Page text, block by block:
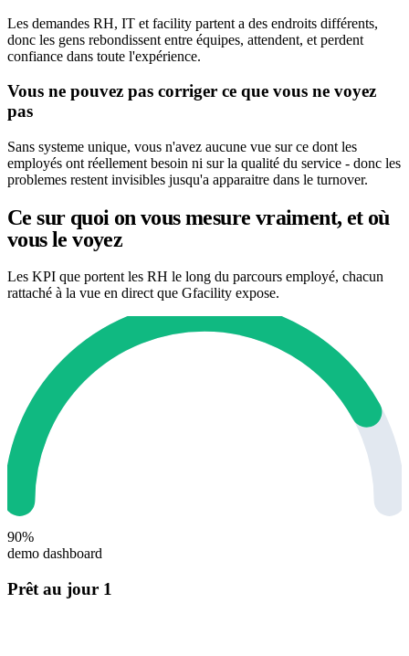
Les demandes RH, IT et facility partent a des endroits différents,
donc les gens rebondissent entre équipes, attendent, et perdent
confiance dans toute l'expérience.
Vous ne pouvez pas corriger ce que vous ne voyez
pas
Sans systeme unique, vous n'avez aucune vue sur ce dont les
employés ont réellement besoin ni sur la qualité du service - donc les
problemes restent invisibles jusqu'a apparaitre dans le turnover.
Ce sur quoi on vous mesure vraiment, et où
vous le voyez
Les KPI que portent les RH le long du parcours employé, chacun
rattaché à la vue en direct que Gfacility expose.
90%
demo dashboard
Prêt au jour 1